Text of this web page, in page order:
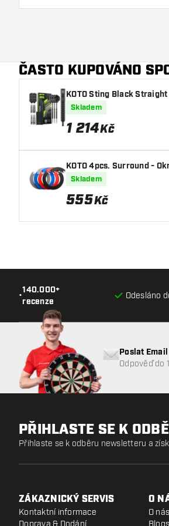
ČASTO KUPOVÁNO
KOTO Sting Black
Skladem
1 214Kč
KOTO 4pcs. Surround -
Skladem
555Kč
•
140.000+
recenze
Odesláno
Poslat Email
Odpověď do
PŘIHLASTE SE K
Přihlaste se k odběru newsletteru a
ZÁKAZNICKÝ SERVIS
Kontaktní informace
Doprava & Dodání
O
O nás
Blogs